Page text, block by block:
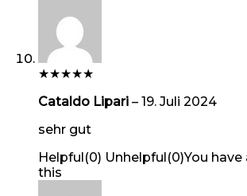
★★★★★
Cataldo Lipari – 19. Juli 2024
sehr gut
Helpful(0) Unhelpful(0)You
this